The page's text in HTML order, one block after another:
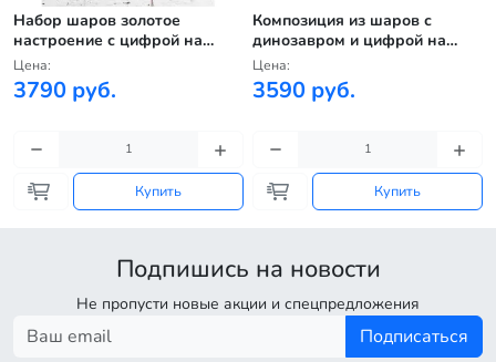
Набор шаров золотое
настроение с цифрой на
выбор
Цена:
3790 руб.
Купить
Композиция из шаров с
динозавром и цифрой на
выбор
Цена:
3590 руб.
Купить
Подпишись на новости
Не пропусти новые акции и спецпредложения
Подписаться